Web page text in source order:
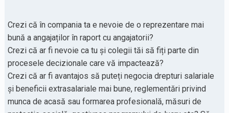
Crezi că în compania ta e nevoie de o reprezentare mai
bună a angajaților în raport cu angajatorii?
Crezi că ar fi nevoie ca tu și colegii tăi să fiți parte din
procesele decizionale care vă impactează?
Crezi că ar fi avantajos să puteți negocia drepturi salariale
și beneficii extrasalariale mai bune, reglementări privind
munca de acasă sau formarea profesională, măsuri de